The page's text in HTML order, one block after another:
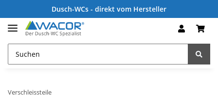
Dusch-WCs - direkt vom Hersteller
Verschleissteile